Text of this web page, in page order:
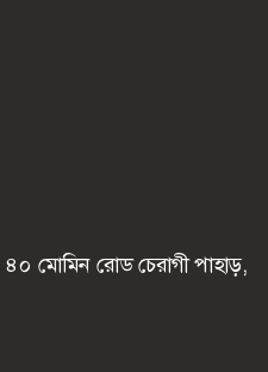
মোমিন রোড চেরাগী পাহাড়,